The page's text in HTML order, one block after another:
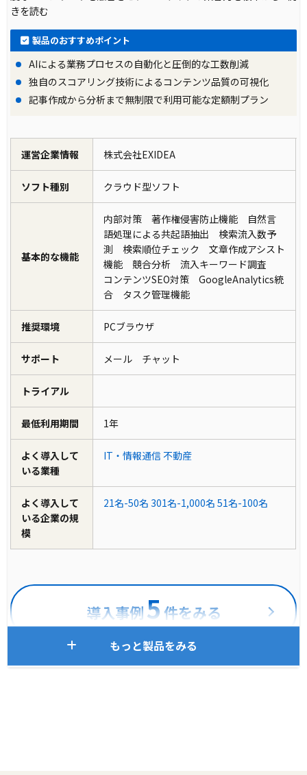
きを読む
製品のおすすめポイント
AIによる業務プロセスの自動化と圧倒的な工数削減
独自のスコアリング技術によるコンテンツ品質の可視化
記事作成から分析まで無制限で利用可能な定額制プラン
運営企業情報 株式会社EXIDEA
ソフト種別 クラウド型ソフト
基本的な機能
内部対策 著作権侵害防止機能 自然言
語処理による共起語抽出 検索流入数予
測 検索順位チェック 文章作成アシスト
機能 競合分析 流入キーワード調査
コンテンツSEO対策 GoogleAnalytics統
合 タスク管理機能
推奨環境 PCブラウザ
サポート メール チャット
トライアル
最低利用期間 1年
よく導入して
いる業種
IT・情報通信 不動産
よく導入して
いる企業の規
模
21名-50名 301名-1,000名 51名-100名
導入事例 5 件をみる
もっと製品をみる